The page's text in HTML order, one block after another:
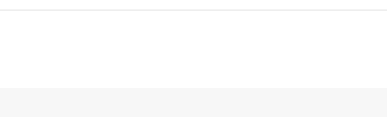
сообщил директор по связям с
полиции №3